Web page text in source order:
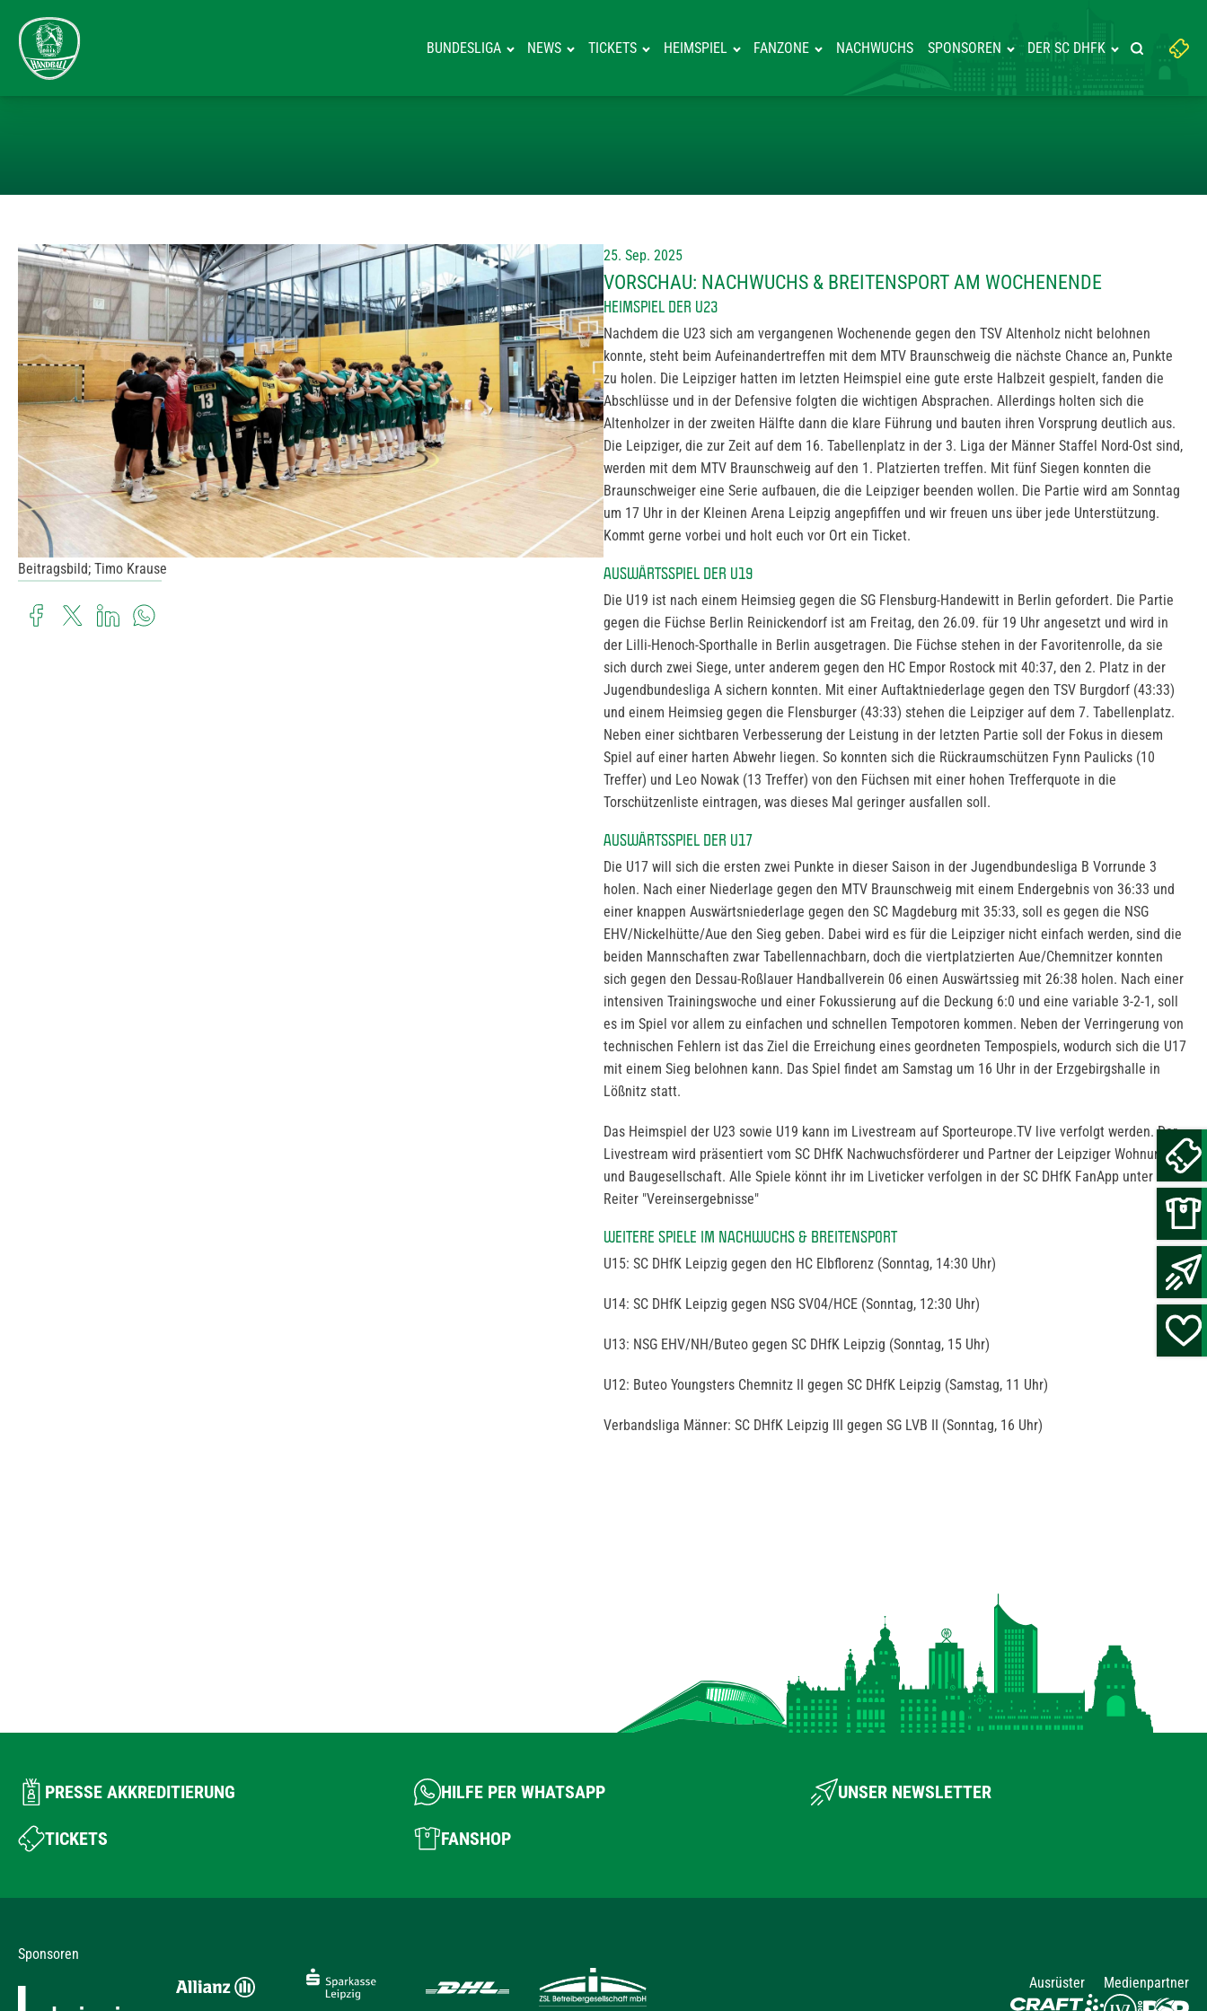
BUNDESLIGA NEWS TICKETS HEIMSPIEL FANZONE NACHWUCHS SPONSOREN DER SC DHFK
Suchbegriff
eingeben:
Suche
Beitragsbild; Timo Krause
25. Sep. 2025
VORSCHAU: NACHWUCHS & BREITENSPORT AM WOCHENENDE
HEIMSPIEL DER U23
Nachdem die U23 sich am vergangenen Wochenende gegen den TSV Altenholz nicht belohnen
konnte, steht beim Aufeinandertreffen mit dem MTV Braunschweig die nächste Chance an, Punkte
zu holen. Die Leipziger hatten im letzten Heimspiel eine gute erste Halbzeit gespielt, fanden die
Abschlüsse und in der Defensive folgten die wichtigen Absprachen. Allerdings holten sich die
Altenholzer in der zweiten Hälfte dann die klare Führung und bauten ihren Vorsprung deutlich aus.
Die Leipziger, die zur Zeit auf dem 16. Tabellenplatz in der 3. Liga der Männer Staffel Nord-Ost sind,
werden mit dem MTV Braunschweig auf den 1. Platzierten treffen. Mit fünf Siegen konnten die
Braunschweiger eine Serie aufbauen, die die Leipziger beenden wollen. Die Partie wird am Sonntag
um 17 Uhr in der Kleinen Arena Leipzig angepfiffen und wir freuen uns über jede Unterstützung.
Kommt gerne vorbei und holt euch vor Ort ein Ticket.
AUSWÄRTSSPIEL DER U19
Die U19 ist nach einem Heimsieg gegen die SG Flensburg-Handewitt in Berlin gefordert. Die Partie
gegen die Füchse Berlin Reinickendorf ist am Freitag, den 26.09. für 19 Uhr angesetzt und wird in
der Lilli-Henoch-Sporthalle in Berlin ausgetragen. Die Füchse stehen in der Favoritenrolle, da sie
sich durch zwei Siege, unter anderem gegen den HC Empor Rostock mit 40:37, den 2. Platz in der
Jugendbundesliga A sichern konnten. Mit einer Auftaktniederlage gegen den TSV Burgdorf (43:33)
und einem Heimsieg gegen die Flensburger (43:33) stehen die Leipziger auf dem 7. Tabellenplatz.
Neben einer sichtbaren Verbesserung der Leistung in der letzten Partie soll der Fokus in diesem
Spiel auf einer harten Abwehr liegen. So konnten sich die Rückraumschützen Fynn Paulicks (10
Treffer) und Leo Nowak (13 Treffer) von den Füchsen mit einer hohen Trefferquote in die
Torschützenliste eintragen, was dieses Mal geringer ausfallen soll.
AUSWÄRTSSPIEL DER U17
Die U17 will sich die ersten zwei Punkte in dieser Saison in der Jugendbundesliga B Vorrunde 3
holen. Nach einer Niederlage gegen den MTV Braunschweig mit einem Endergebnis von 36:33 und
einer knappen Auswärtsniederlage gegen den SC Magdeburg mit 35:33, soll es gegen die NSG
EHV/Nickelhütte/Aue den Sieg geben. Dabei wird es für die Leipziger nicht einfach werden, sind die
beiden Mannschaften zwar Tabellennachbarn, doch die viertplatzierten Aue/Chemnitzer konnten
sich gegen den Dessau-Roßlauer Handballverein 06 einen Auswärtssieg mit 26:38 holen. Nach einer
intensiven Trainingswoche und einer Fokussierung auf die Deckung 6:0 und eine variable 3-2-1, soll
es im Spiel vor allem zu einfachen und schnellen Tempotoren kommen. Neben der Verringerung von
technischen Fehlern ist das Ziel die Erreichung eines geordneten Tempospiels, wodurch sich die U17
mit einem Sieg belohnen kann. Das Spiel findet am Samstag um 16 Uhr in der Erzgebirgshalle in
Lößnitz statt.
Das Heimspiel der U23 sowie U19 kann im Livestream auf Sporteurope.TV live verfolgt werden. Der
Livestream wird präsentiert vom SC DHfK Nachwuchsförderer und Partner der Leipziger Wohnungs-
und Baugesellschaft. Alle Spiele könnt ihr im Liveticker verfolgen in der SC DHfK FanApp unter dem
Reiter "Vereinsergebnisse"
WEITERE SPIELE IM NACHWUCHS & BREITENSPORT
U15: SC DHfK Leipzig gegen den HC Elbflorenz (Sonntag, 14:30 Uhr)
U14: SC DHfK Leipzig gegen NSG SV04/HCE (Sonntag, 12:30 Uhr)
U13: NSG EHV/NH/Buteo gegen SC DHfK Leipzig (Sonntag, 15 Uhr)
U12: Buteo Youngsters Chemnitz II gegen SC DHfK Leipzig (Samstag, 11 Uhr)
Verbandsliga Männer: SC DHfK Leipzig III gegen SG LVB II (Sonntag, 16 Uhr)
PRESSE AKKREDITIERUNG HILFE PER WHATSAPP UNSER NEWSLETTER
TICKETS FANSHOP
Sponsoren
Ausrüster
Medienpartner